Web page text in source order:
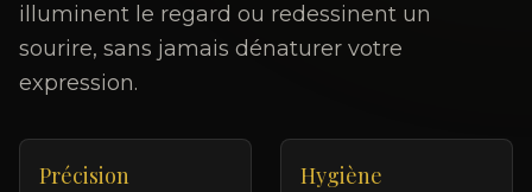
illuminent le regard ou redessinent un
sourire, sans jamais dénaturer votre
expression.
Précision Hygiène